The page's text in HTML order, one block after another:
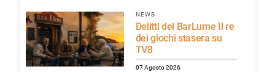
NEWS
Delitti del BarLume Il re
dei giochi stasera su
TV8
07 Agosto 2026